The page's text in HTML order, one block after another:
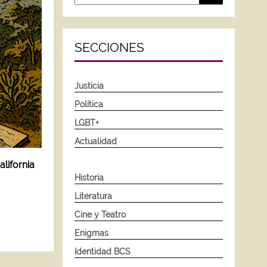
SECCIONES
Justicia
Política
LGBT+
Actualidad
Historia
Literatura
Cine y Teatro
Enigmas
Identidad BCS